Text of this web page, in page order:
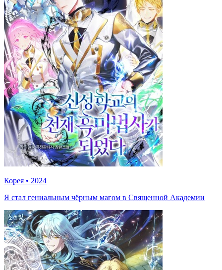
Корея • 2024
Я стал гениальным чёрным магом в Священной Академии